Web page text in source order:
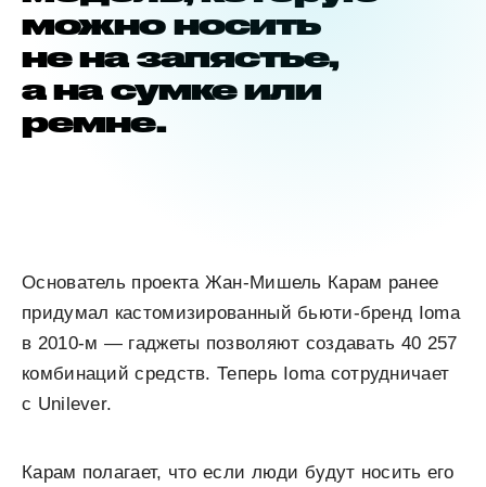
можно носить
не на запястье,
а на сумке или
ремне.
Основатель проекта Жан-Мишель Карам ранее
придумал кастомизированный бьюти-бренд Ioma
в 2010-м — гаджеты позволяют создавать 40 257
комбинаций средств. Теперь Ioma сотрудничает
с Unilever.
Карам полагает, что если люди будут носить его